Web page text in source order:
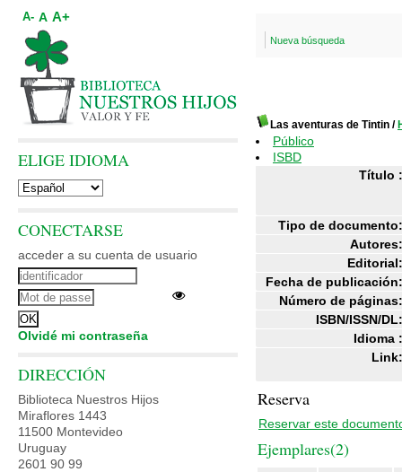
Nueva búsqueda
Las aventuras de Tintin /
Público
ISBD
Título :
Tipo de documento:
Autores:
Editorial:
Fecha de publicación:
Número de páginas:
ISBN/ISSN/DL:
Idioma :
Link:
Reserva
Reservar este
Ejemplares(2)
A- A A+
ELIGE IDIOMA
CONECTARSE
acceder a su cuenta de usuario
Olvidé mi contraseña
DIRECCIÓN
Biblioteca Nuestros Hijos
Miraflores 1443
11500 Montevideo
Uruguay
2601 90 99